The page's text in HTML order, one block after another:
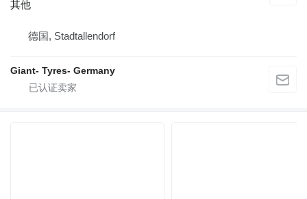
其他
德国, Stadtallendorf
Giant- Tyres- Germany